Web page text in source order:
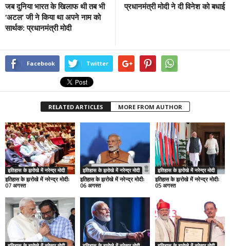
जब दुनिया भारत के खिलाफ थी तब भी
‘अटल’ जी ने किया था अपने नाम को
सार्थक: प्रधानमंत्री मोदी
प्रधानमंत्री मोदी ने दी विनेश को बधाई
Facebook Twitter
RELATED ARTICLES MORE FROM AUTHOR
इतिहास के झरोखे में नरेन्द्र मोदी
इतिहास के झरोखे में नरेन्द्र मोदीः
07 अगस्त
इतिहास के झरोखे में नरेन्द्र मोदी
इतिहास के झरोखे में नरेन्द्र मोदीः
06 अगस्त
इतिहास के झरोखे में नरेन्द्र मोदी
इतिहास के झरोखे में नरेन्द्र मोदीः
05 अगस्त